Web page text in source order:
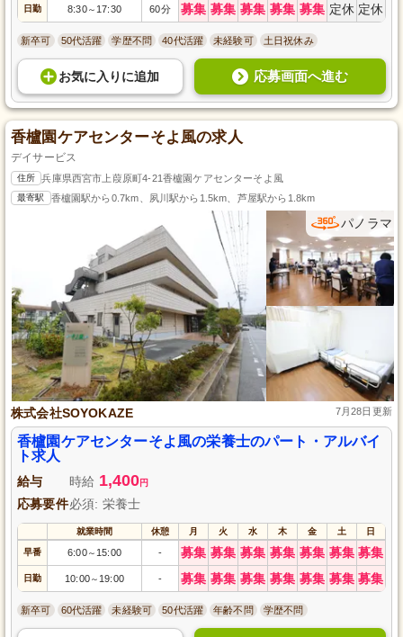
日勤 8:30～ 17:30 60分 募集 募集 募集 募集 募集 定休 定休
新卒可 50代活躍 学歴不問 40代活躍 未経験可 土日祝休み
お気に入り に追加 応募画面へ進む
香櫨園ケアセンターそよ風の求人
デイサービス
住所 兵庫県西宮市上葭原町4-21香櫨園ケアセンターそよ風
最寄駅 香櫨園駅から0.7km、夙川駅から1.5km、芦屋駅から1.8km
パノラマ
株式会社SOYOKAZE 7月28日更新
香櫨園ケアセンターそよ風の栄養士のパート・アルバイ
ト求人
給与 時給 1,400円
応募要件必須: 栄養士
就業時間 休憩 月 火 水 木 金 土 日
早番 6:00～ 15:00 - 募集 募集 募集 募集 募集 募集 募集
日勤 10:00～ 19:00 - 募集 募集 募集 募集 募集 募集 募集
新卒可 60代活躍 未経験可 50代活躍 年齢不問 学歴不問